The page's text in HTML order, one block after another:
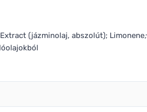
(jázminolaj, abszolút); Limonene;